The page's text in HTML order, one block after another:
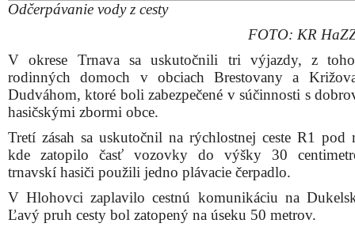
Odčerpávanie vody z cesty
FOTO: KR
V okrese Trnava sa uskutočnili tri výjazdy, z
rodinných domoch v obciach Brestovany a
Dudváhom, ktoré boli zabezpečené v súčinnosti s
hasičskými zbormi obce.
Tretí zásah sa uskutočnil na rýchlostnej ceste R1 pod
kde zatopilo časť vozovky do výšky 30
trnavskí hasiči použili jedno plávacie čerpadlo.
V Hlohovci zaplavilo cestnú komunikáciu na
Ľavý pruh cesty bol zatopený na úseku 50 metrov.